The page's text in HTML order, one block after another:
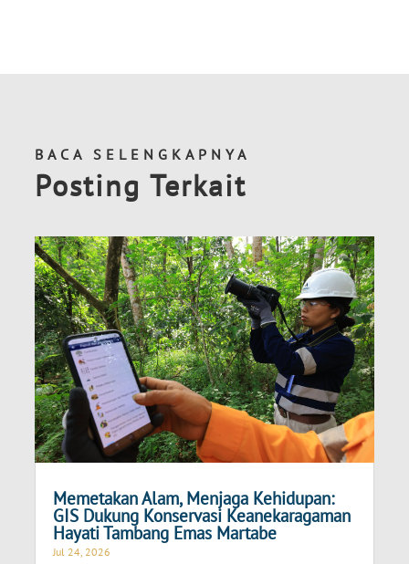
BACA SELENGKAPNYA
Posting Terkait
Memetakan Alam, Menjaga Kehidupan:
GIS Dukung Konservasi Keanekaragaman
Hayati Tambang Emas Martabe
Jul 24, 2026